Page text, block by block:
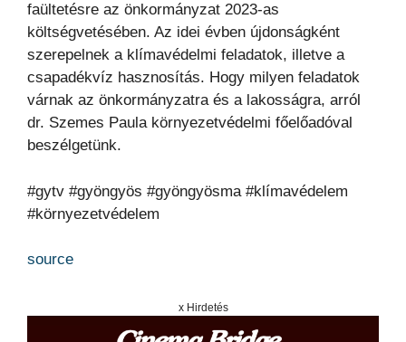
faültetésre az önkormányzat 2023-as
költségvetésében. Az idei évben újdonságként
szerepelnek a klímavédelmi feladatok, illetve a
csapadékvíz hasznosítás. Hogy milyen feladatok
várnak az önkormányzatra és a lakosságra, arról
dr. Szemes Paula környezetvédelmi főelőadóval
beszélgetünk.
#gytv #gyöngyös #gyöngyösma #klímavédelem
#környezetvédelem
source
x Hirdetés